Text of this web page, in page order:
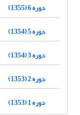
دوره 6 (1355)
دوره 5 (1354)
دوره 3 (1354)
دوره 2 (1353)
دوره 1 (1353)